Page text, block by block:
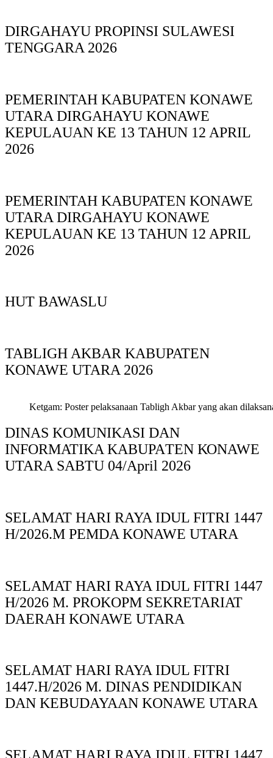
DIRGAHAYU PROPINSI SULAWESI
TENGGARA 2026
PEMERINTAH KABUPATEN KONAWE
UTARA DIRGAHAYU KONAWE
KEPULAUAN KE 13 TAHUN 12 APRIL
2026
PEMERINTAH KABUPATEN KONAWE
UTARA DIRGAHAYU KONAWE
KEPULAUAN KE 13 TAHUN 12 APRIL
2026
HUT BAWASLU
TABLIGH AKBAR KABUPATEN
KONAWE UTARA 2026
Ketgam: Poster pelaksanaan Tabligh Akbar yang akan
DINAS KOMUNIKASI DAN
INFORMATIKA KABUPAΤΕΝ ΚΟNAWE
UTARA SABTU 04/April 2026
SELAMAT HARI RAYA IDUL FITRI 1447
H/2026.M PEMDA KONAWE UTARA
SELAMAT HARI RAYA IDUL FITRI 1447
H/2026 M. PROKOPM SEKRETARIAT
DAERAH KONAWE UTARA
SELAMAT HARI RAYA IDUL FITRI
1447.H/2026 M. DINAS PENDIDIKAN
DAN KEBUDAYAAN KONAWE UTARA